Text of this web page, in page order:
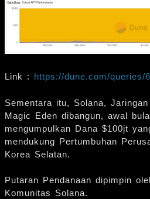
Link : https://dune.com/queries/
Sementara itu, Solana,
Magic Eden dibangun, awal
mengumpulkan Dana $100jt
mendukung Pertumbuhan
Korea Selatan.
Putaran Pendanaan dipimpin
Komunitas Solana.